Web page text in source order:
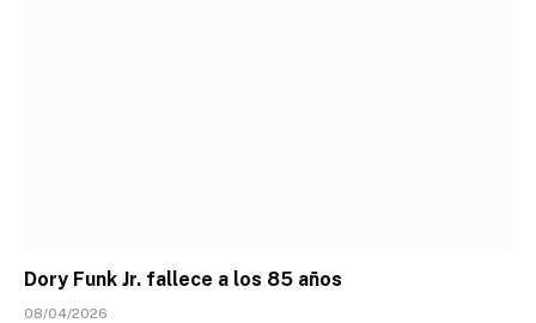
Dory Funk Jr. fallece a los 85 años
08/04/2026